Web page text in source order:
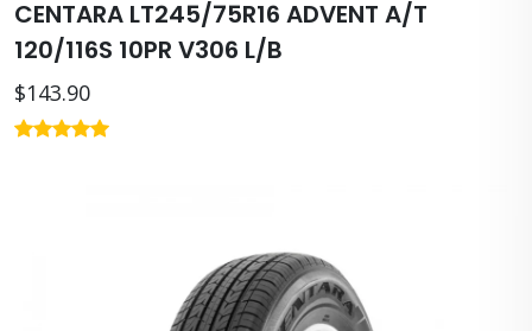
CENTARA LT245/75R16 ADVENT A/T
120/116S 10PR V306 L/B
$143.90